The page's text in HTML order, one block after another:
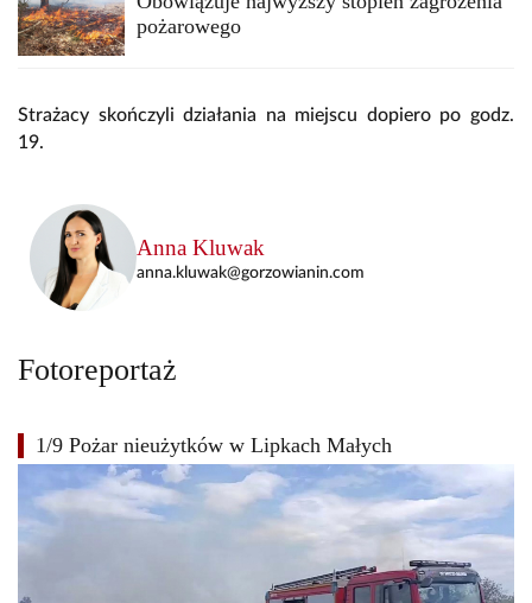
pożarowego
Strażacy skończyli działania na miejscu dopiero po godz.
19.
Anna Kluwak
anna.kluwak@gorzowianin.com
Fotoreportaż
1/9 Pożar nieużytków w Lipkach Małych